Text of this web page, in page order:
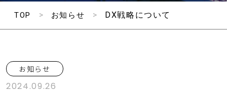
TOP > お知らせ > DX戦略について
お知らせ
2024.09.26